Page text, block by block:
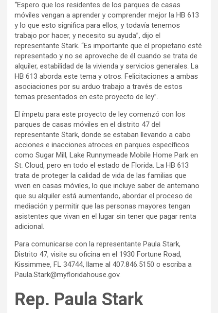
“Espero que los residentes de los parques de casas
móviles vengan a aprender y comprender mejor la HB 613
y lo que esto significa para ellos, y todavía tenemos
trabajo por hacer, y necesito su ayuda”, dijo el
representante Stark. “Es importante que el propietario esté
representado y no se aproveche de él cuando se trata de
alquiler, estabilidad de la vivienda y servicios generales. La
HB 613 aborda este tema y otros. Felicitaciones a ambas
asociaciones por su arduo trabajo a través de estos
temas presentados en este proyecto de ley”.
El ímpetu para este proyecto de ley comenzó con los
parques de casas móviles en el distrito 47 del
representante Stark, donde se estaban llevando a cabo
acciones e inacciones atroces en parques específicos
como Sugar Mill, Lake Runnymeade Mobile Home Park en
St. Cloud, pero en todo el estado de Florida. La HB 613
trata de proteger la calidad de vida de las familias que
viven en casas móviles, lo que incluye saber de antemano
que su alquiler está aumentando, abordar el proceso de
mediación y permitir que las personas mayores tengan
asistentes que vivan en el lugar sin tener que pagar renta
adicional.
Para comunicarse con la representante Paula Stark,
Distrito 47, visite su oficina en el 1930 Fortune Road,
Kissimmee, FL 34744, llame al 407.846.5150 o escriba a
Paula.Stark@myfloridahouse.gov.
Rep. Paula Stark